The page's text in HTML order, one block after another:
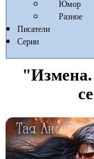
Юмор
Разное
Писатели
Серии
"Измена.